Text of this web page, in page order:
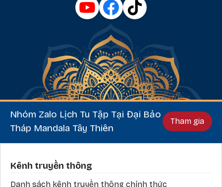
Nhóm Zalo Lịch Tu Tập Tại Đại Bảo
Tháp Mandala Tây Thiên
Tham gia
Phần chân
Kênh truyền thông
Danh sách kênh truyền thông chính thức